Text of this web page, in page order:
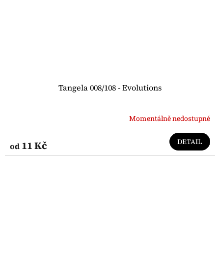
Tangela 008/108 - Evolutions
Momentálně nedostupné
od 11 Kč DETAIL